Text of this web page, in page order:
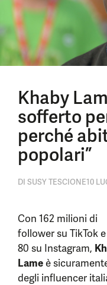
Khaby
sofferto
perché
popolari”
DI SUSY TESCIONE10
Con 162 milioni di
follower su TikTok
80 su Instagram,
Lameè
degli influencer